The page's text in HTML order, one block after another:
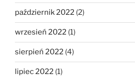
październik 2022 (2)
wrzesień 2022 (1)
sierpień 2022 (4)
lipiec 2022 (1)